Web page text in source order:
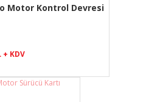
Motor Kontrol Devresi
+ KDV